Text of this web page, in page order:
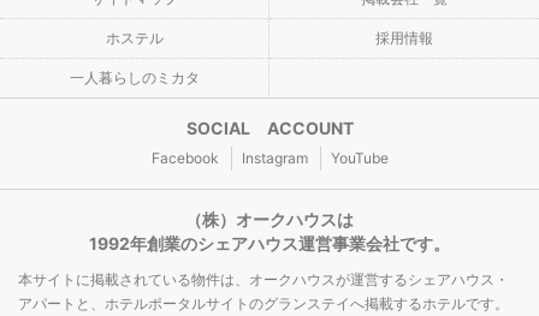
ホステル 採用情報
一人暮らしのミカタ
SOCIAL ACCOUNT
Facebook Instagram YouTube
（株）オークハウスは
1992年創業のシェアハウス運営事業会社です。
本サイトに掲載されている物件は、オークハウスが運営するシェアハウス・
アパートと、ホテルポータルサイトのグランステイへ掲載するホテルです。